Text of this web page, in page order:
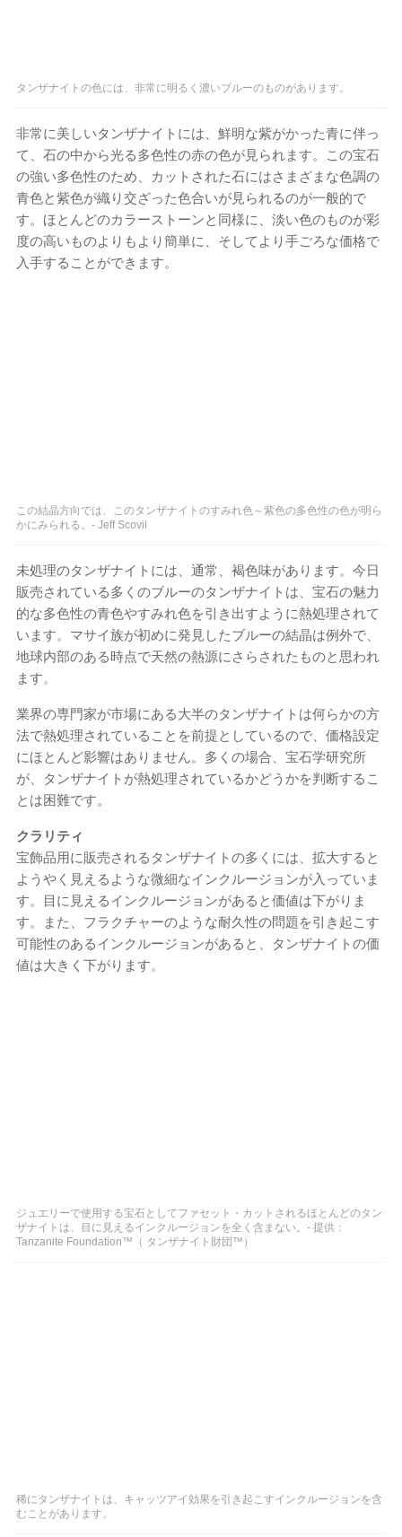
タンザナイトの色には、非常に明るく濃いブルーのものがあります。
非常に美しいタンザナイトには、鮮明な紫がかった青に伴っ
て、石の中から光る多色性の赤の色が見られます。この宝石
の強い多色性のため、カットされた石にはさまざまな色調の
青色と紫色が織り交ざった色合いが見られるのが一般的で
す。ほとんどのカラーストーンと同様に、淡い色のものが彩
度の高いものよりもより簡単に、そしてより手ごろな価格で
入手することができます。
この結晶方向では、このタンザナイトのすみれ色～紫色の多色性の色が明ら
かにみられる。- Jeff Scovil
未処理のタンザナイトには、通常、褐色味があります。今日
販売されている多くのブルーのタンザナイトは、宝石の魅力
的な多色性の青色やすみれ色を引き出すように熱処理されて
います。マサイ族が初めに発見したブルーの結晶は例外で、
地球内部のある時点で天然の熱源にさらされたものと思われ
ます。
業界の専門家が市場にある大半のタンザナイトは何らかの方
法で熱処理されていることを前提としているので、価格設定
にほとんど影響はありません。多くの場合、宝石学研究所
が、タンザナイトが熱処理されているかどうかを判断するこ
とは困難です。
クラリティ
宝飾品用に販売されるタンザナイトの多くには、拡大すると
ようやく見えるような微細なインクルージョンが入っていま
す。目に見えるインクルージョンがあると価値は下がりま
す。また、フラクチャーのような耐久性の問題を引き起こす
可能性のあるインクルージョンがあると、タンザナイトの価
値は大きく下がります。
ジュエリーで使用する宝石としてファセット・カットされるほとんどのタン
ザナイトは、目に見えるインクルージョンを全く含まない。- 提供：
Tanzanite Foundation™（ タンザナイト財団™）
稀にタンザナイトは、キャッツアイ効果を引き起こすインクルージョンを含
むことがあります。